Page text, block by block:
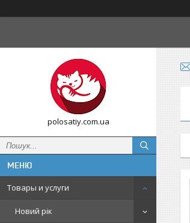
polosatiy.com.ua
Товары и услуги
Новий рік